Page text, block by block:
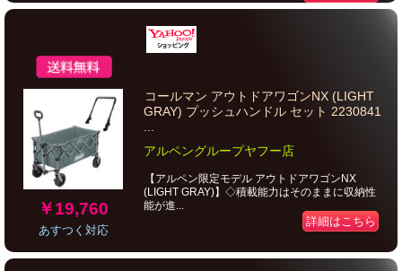
￥19,760
あすつく対応
コールマン アウトドアワゴンNX (LIGHT
GRAY) プッシュハンドル セット 2230841
アルペングループヤフー店
【アルペン限定モデル アウトドアワゴンNX
(LIGHT GRAY)】◇積載能力はそのままに収納性
能が進...
詳細はこちら